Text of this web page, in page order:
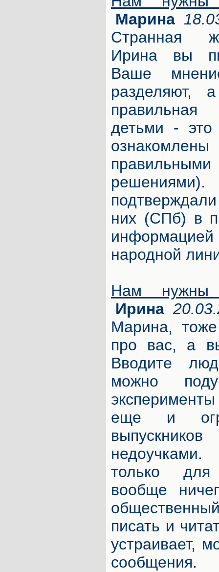
Марина
Странная
Ирина вы
Ваше
разделяют,
правильная
детьми -
них (СПб) в
народной
Нам нужны
Ирина
Марина,
про вас, а
Вводите
можно
еще и
только
вообще
писать и
устраивает,
сообщения.